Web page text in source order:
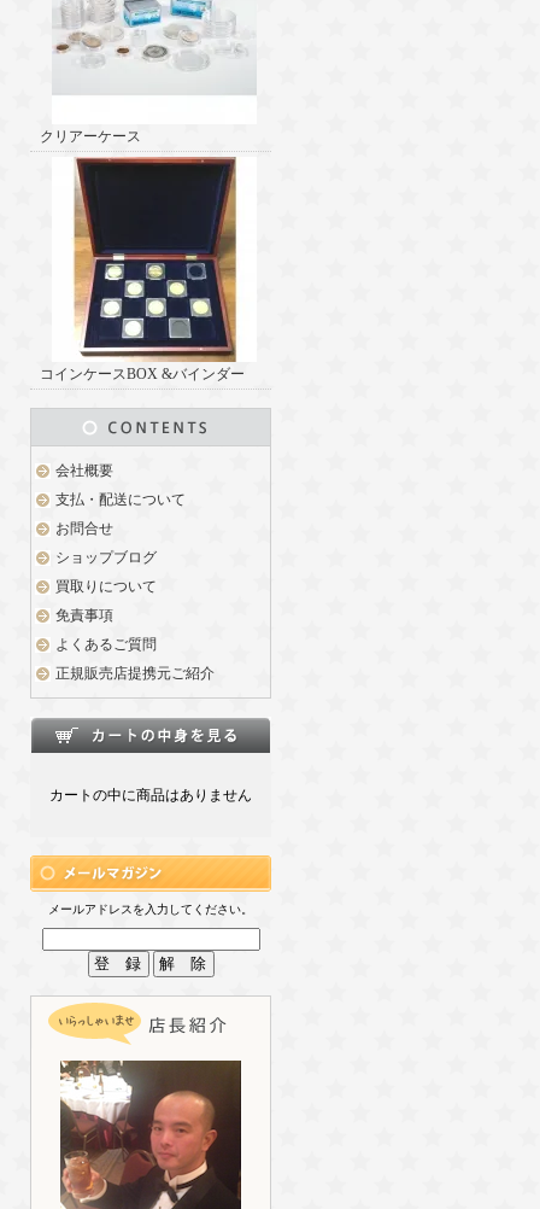
クリアーケース
コインケースBOX &バインダー
会社概要
支払・配送について
お問合せ
ショップブログ
買取りについて
免責事項
よくあるご質問
正規販売店提携元ご紹介
カートの中に商品はありません
メールアドレスを入力してください。